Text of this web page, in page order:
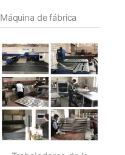
Máquina de fábrica